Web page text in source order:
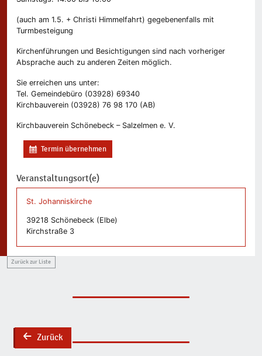
(auch am 1.5. + Christi Himmelfahrt) gegebenenfalls mit
Turmbesteigung
Kirchenführungen und Besichtigungen sind nach vorheriger
Absprache auch zu anderen Zeiten möglich.
Sie erreichen uns unter:
Tel. Gemeindebüro (03928) 69340
Kirchbauverein (03928) 76 98 170 (AB)
Kirchbauverein Schönebeck – Salzelmen e. V.
Termin übernehmen
Veranstaltungsort(e)
St. Johanniskirche
39218 Schönebeck (Elbe)
Kirchstraße 3
Zurück zur Liste
backZurück